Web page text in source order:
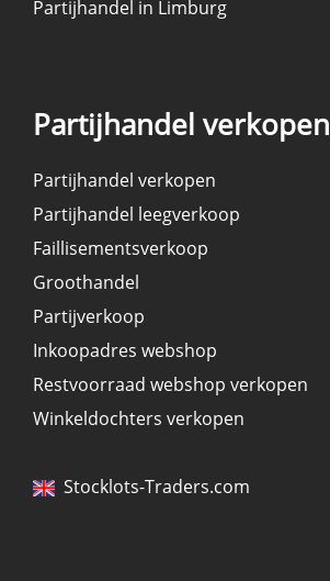
Partijhandel in Limburg
Partijhandel verkopen
Partijhandel verkopen
Partijhandel leegverkoop
Faillisementsverkoop
Groothandel
Partijverkoop
Inkoopadres webshop
Restvoorraad webshop verkopen
Winkeldochters verkopen
Stocklots-Traders.com